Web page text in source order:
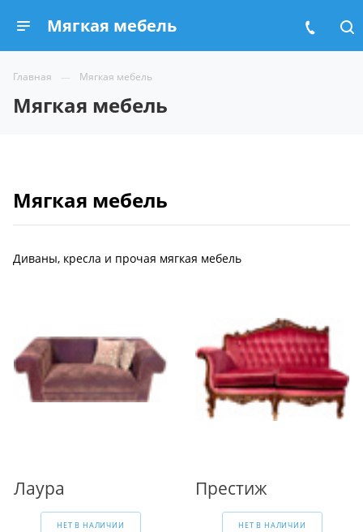
Мягкая мебель
Главная Мягкая мебель
Мягкая мебель
Мягкая мебель
Диваны, кресла и прочая мягкая мебель
Лаура
НЕТ В НАЛИЧИИ
Престиж
НЕТ В НАЛИЧИИ